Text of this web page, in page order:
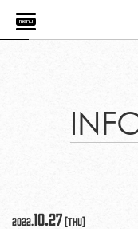
menu
2022.10.27[Thu]